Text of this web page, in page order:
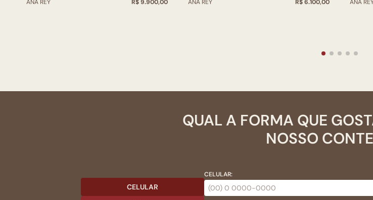
ANA REY
R$ 9.900,00
ANA REY
R$ 6.100,00
ANA
QUAL A FORMA QUE
NOSSO
CELULAR
CELULAR: